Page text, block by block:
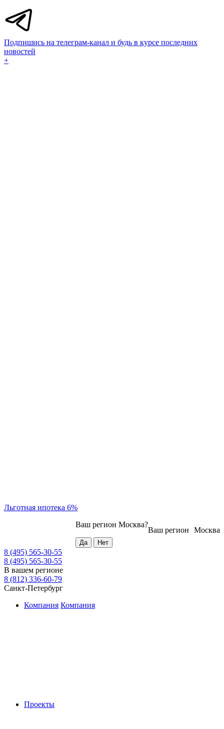
Подпишись на телеграм-канал и будь в курсе последних
новостей
+
Льготная ипотека 6%
Москва
Ваш регион
Ваш регион Москва?
8 (495) 565-30-55
8 (495) 565-30-55
В вашем регионе
8 (812) 336-60-79
Санкт-Петербург
Компания Компания
Проекты